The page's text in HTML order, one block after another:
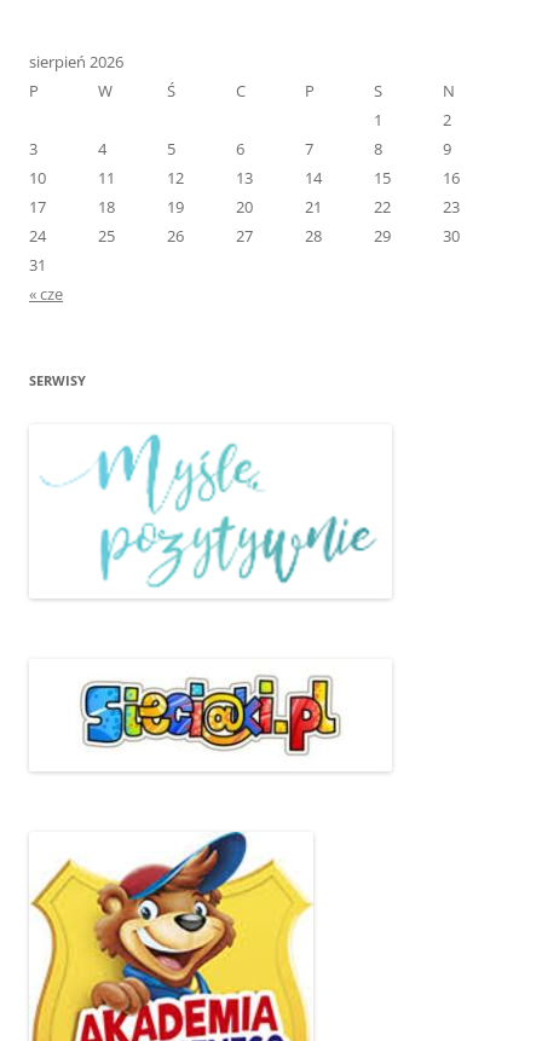
sierpień 2026
P
W Ś C P S
N
1
2
3
4 5 6 7 8
9
10
11 12 13 14 15
16
17
18 19 20 21 22
23
24
25 26 27 28 29
30
31
« cze
SERWISY